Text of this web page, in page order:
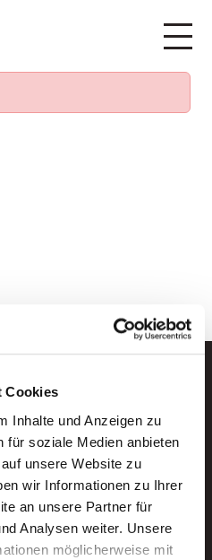
Cookies
Inhalte und Anzeigen zu
für soziale Medien anbieten
unsere Website zu
wir Informationen zu Ihrer
an unsere Partner für
Analysen weiter. Unsere
möglicherweise mit
per E-Mail.
von AWO
eintragen